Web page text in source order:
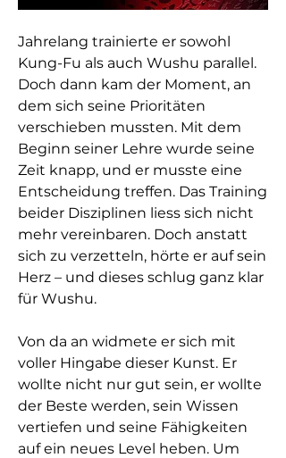
Jahrelang trainierte er sowohl
Kung-Fu als auch Wushu parallel.
Doch dann kam der Moment, an
dem sich seine Prioritäten
verschieben mussten. Mit dem
Beginn seiner Lehre wurde seine
Zeit knapp, und er musste eine
Entscheidung treffen. Das Training
beider Disziplinen liess sich nicht
mehr vereinbaren. Doch anstatt
sich zu verzetteln, hörte er auf sein
Herz – und dieses schlug ganz klar
für Wushu.
Von da an widmete er sich mit
voller Hingabe dieser Kunst. Er
wollte nicht nur gut sein, er wollte
der Beste werden, sein Wissen
vertiefen und seine Fähigkeiten
auf ein neues Level heben. Um